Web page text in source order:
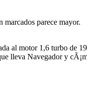
parece mayor.
al motor 1,6 turbo de
lleva Navegador y